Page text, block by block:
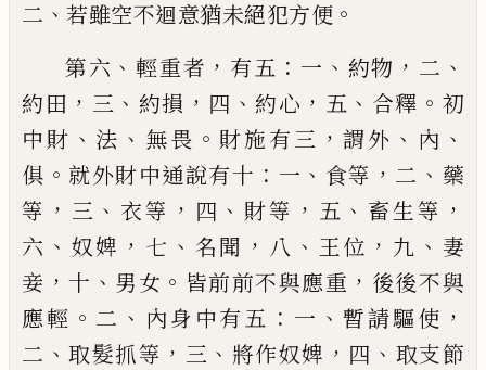
二 、 若雖空不迴意猶未絕犯方便 。
第六 、輕重者 ， 有五 ： 一 、 約物 ， 二 、
約田 ， 三 、 約損 ， 四 、 約心 ， 五 、 合釋 。 初
中財 、 法 、 無畏 。 財施有三 ，謂外 、 內 、
俱 。 就外財中通說有十 ： 一 、 食等 ， 二 、 藥
等 ， 三 、 衣等 ， 四 、 財等 ， 五 、 畜生等 ，
六 、 奴婢 ， 七 、 名聞 ， 八 、 王位 ， 九 、 妻
妾 ，十 、 男女 。 皆前前不與應重 ， 後後不與
應輕 。 二 、 內身中有五 ： 一 、暫請驅使 ，
二 、取髮抓等 ， 三 、 將作奴婢 ， 四 、 取支節